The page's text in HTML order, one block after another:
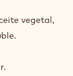
vegetal,